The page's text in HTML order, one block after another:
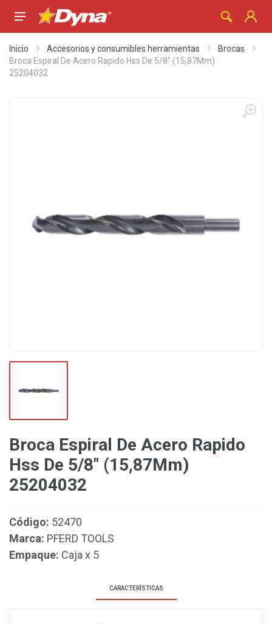
Inicio Accesorios y consumibles herramientas
Brocas
Broca Espiral De Acero Rapido Hss De 5/8" (15,87Mm)
25204032
Broca Espiral De Acero Rapido
Hss De 5/8" (15,87Mm)
25204032
Código: 52470
Marca: PFERD TOOLS
Empaque: Caja x 5
CARACTERÍSTICAS